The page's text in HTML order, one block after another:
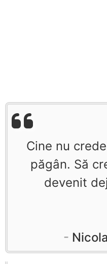
Cine nu
păgân. Să
devenit